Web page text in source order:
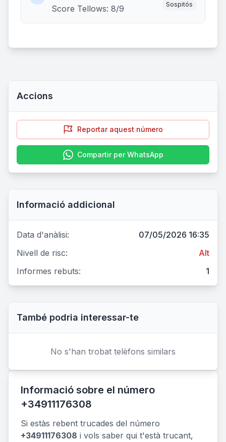
Score Tellows: 8/9
Sospitós
Accions
Reportar aquest número
Compartir per WhatsApp
Informació addicional
Data d'anàlisi:
07/05/2026 16:35
Nivell de risc:
Alt
Informes rebuts:
1
També podria interessar-te
No s'han trobat telèfons similars
Informació sobre el número
+34911176308
Si estàs rebent trucades del número
+34911176308 i vols saber qui t'està trucant,